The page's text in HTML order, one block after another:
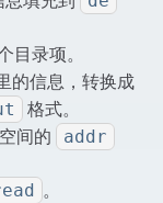
目录项。
的信息，转换成
格式。
间的 addr
。